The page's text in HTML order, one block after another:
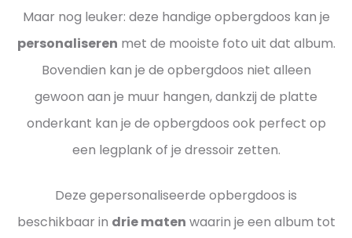
Maar nog leuker: deze handige opbergdoos kan je
personaliseren met de mooiste foto uit dat album.
Bovendien kan je de opbergdoos niet alleen
gewoon aan je muur hangen, dankzij de platte
onderkant kan je de opbergdoos ook perfect op
een legplank of je dressoir zetten.
Deze gepersonaliseerde opbergdoos is
beschikbaar in drie maten waarin je een album tot